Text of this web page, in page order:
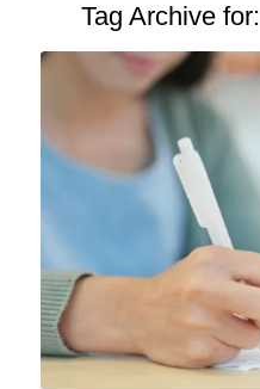
Tag Archive for: